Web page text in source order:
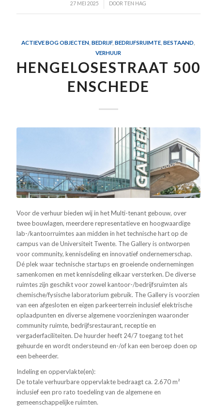
27 MEI 2025
/ DOORTEN HAG
ACTIEVE BOG OBJECTEN ,BEDRIJF,BEDRIJFSRUIMTE ,BESTAAND
VERHUUR
HENGELOSESTRAAT 500
ENSCHEDE
Voor de verhuur bieden wij in het Multi-tenant gebouw, over
twee bouwlagen, meerdere representatieve en hoogwaardige
lab-/kantoorruimtes aan midden in het technische hart op de
campus van de Universiteit Twente. The Gallery is ontworpen
voor community, kennisdeling en innovatief ondernemerschap.
Dé plek waar technische startups en groeiende ondernemingen
samenkomen en met kennisdeling elkaar versterken. De diverse
ruimtes zijn geschikt voor zowel kantoor-/bedrijfsruimten als
chemische/fysische laboratorium gebruik. The Gallery is voorzien
van een afgesloten en eigen parkeerterrein inclusief elektrische
oplaadpunten en diverse algemene voorzieningen waaronder
community ruimte, bedrijfsrestaurant, receptie en
vergaderfaciliteiten. De huurder heeft 24/7 toegang tot het
gehuurde en wordt ondersteund en-/of kan een beroep doen op
een beheerder.
Indeling en oppervlakte(en):
De totale verhuurbare oppervlakte bedraagt ca. 2.670 m²
inclusief een pro rato toedeling van de algemene en
gemeenschappelijke ruimten.